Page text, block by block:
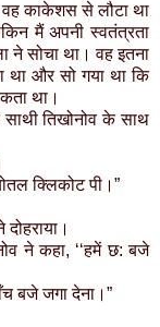
वह काकेशस से लौटा था
मैं अपनी स्वतंत्रता
ने सोचा था। वह इतना
था और सो गया था कि
था।
तिखोनोव के साथ
क्लिकोट पी।”
ने कहा, ‘‘हमें छ: बजे
बजे जगा देना।”